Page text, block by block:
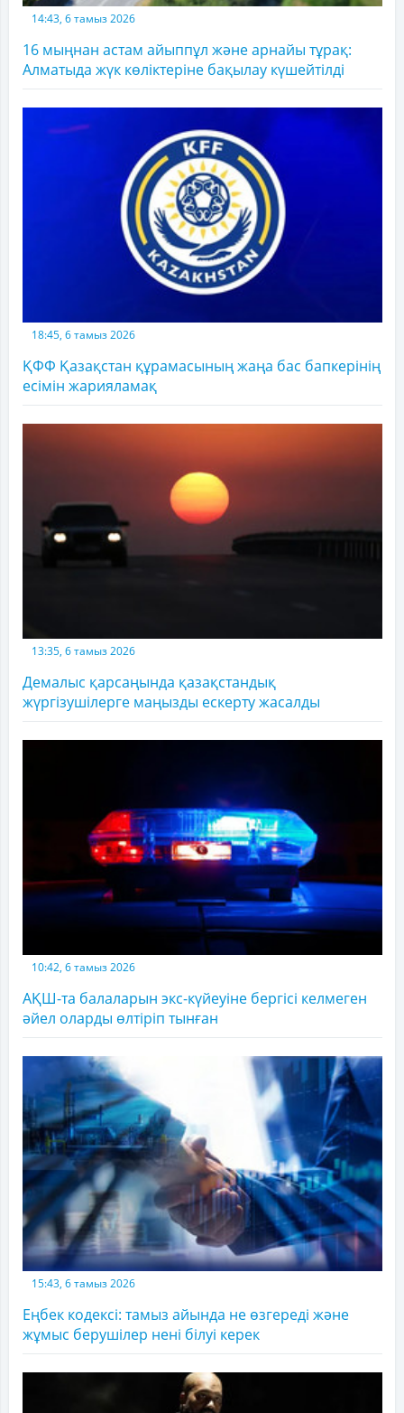
14:43, 6 тамыз 2026
16 мыңнан астам айыппұл және арнайы тұрақ:
Алматыда жүк көліктеріне бақылау күшейтілді
18:45, 6 тамыз 2026
ҚФФ Қазақстан құрамасының жаңа бас бапкерінің
есімін жарияламақ
13:35, 6 тамыз 2026
Демалыс қарсаңында қазақстандық
жүргізушілерге маңызды ескерту жасалды
10:42, 6 тамыз 2026
АҚШ-та балаларын экс-күйеуіне бергісі келмеген
әйел оларды өлтіріп тынған
15:43, 6 тамыз 2026
Еңбек кодексі: тамыз айында не өзгереді және
жұмыс берушілер нені білуі керек